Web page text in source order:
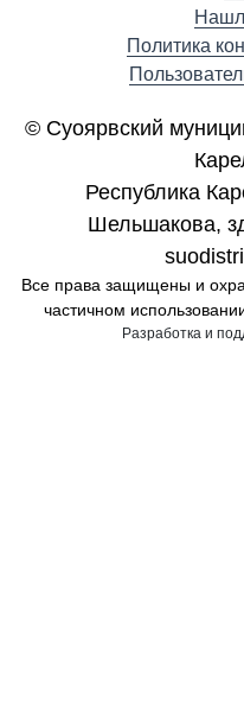
Политика
© Суоярвский
Республика
Шельшакова,
Все права защищены и
частичном
Разработка и